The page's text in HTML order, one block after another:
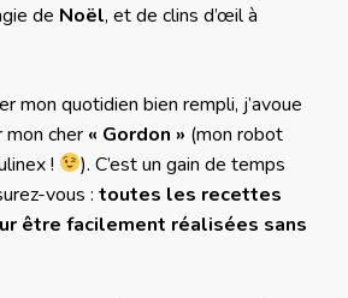
de Noël, et de clins d’œil à
mon quotidien bien rempli, j’avoue
cher « Gordon » (mon robot
!
). C’est un gain de temps
vous : toutes les recettes
être facilement réalisées sans